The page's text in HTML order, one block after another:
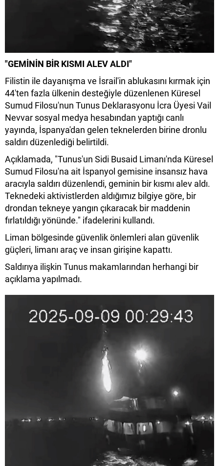
"GEMİNİN BİR KISMI ALEV ALDI"
Filistin ile dayanışma ve İsrail'in ablukasını kırmak için
44'ten fazla ülkenin desteğiyle düzenlenen Küresel
Sumud Filosu'nun Tunus Deklarasyonu İcra Üyesi Vail
Nevvar sosyal medya hesabından yaptığı canlı
yayında, İspanya'dan gelen teknelerden birine dronlu
saldırı düzenlediği belirtildi.
Açıklamada, "Tunus'un Sidi Busaid Limanı'nda Küresel
Sumud Filosu'na ait İspanyol gemisine insansız hava
aracıyla saldırı düzenlendi, geminin bir kısmı alev aldı.
Teknedeki aktivistlerden aldığımız bilgiye göre, bir
drondan tekneye yangın çıkaracak bir maddenin
fırlatıldığı yönünde." ifadelerini kullandı.
Liman bölgesinde güvenlik önlemleri alan güvenlik
güçleri, limanı araç ve insan girişine kapattı.
Saldırıya ilişkin Tunus makamlarından herhangi bir
açıklama yapılmadı.